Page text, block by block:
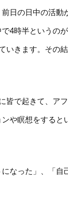
日の日中の活動
4時半というのが
いきます。その結
皆で起きて、アフ
や瞑想をすると
なった」、「自